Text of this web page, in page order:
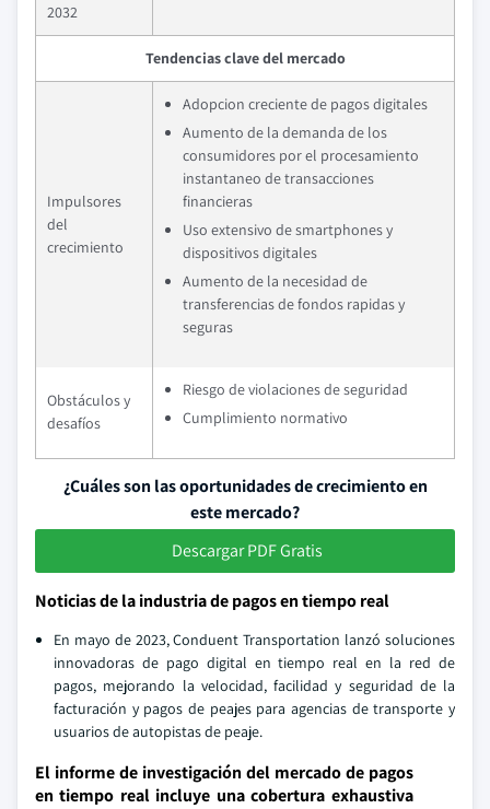
2032
Tendencias clave del mercado
Impulsores
del
crecimiento
Adopcion creciente de pagos digitales
Aumento de la demanda de los
consumidores por el procesamiento
instantaneo de transacciones
financieras
Uso extensivo de smartphones y
dispositivos digitales
Aumento de la necesidad de
transferencias de fondos rapidas y
seguras
Obstáculos y
desafíos
Riesgo de violaciones de seguridad
Cumplimiento normativo
¿Cuáles son las oportunidades de crecimiento en
este mercado?
Descargar PDF Gratis
Noticias de la industria de pagos en tiempo real
En mayo de 2023, Conduent Transportation lanzó soluciones
innovadoras de pago digital en tiempo real en la red de
pagos, mejorando la velocidad, facilidad y seguridad de la
facturación y pagos de peajes para agencias de transporte y
usuarios de autopistas de peaje.
El informe de investigación del mercado de pagos
en tiempo real incluye una cobertura exhaustiva